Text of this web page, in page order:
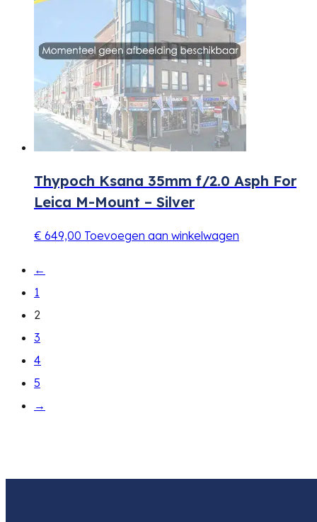
Thypoch Ksana 35mm f/2.0 Asph For
Leica M-Mount – Silver
€ 649,00 Toevoegen aan winkelwagen
←
1
2
3
4
5
→